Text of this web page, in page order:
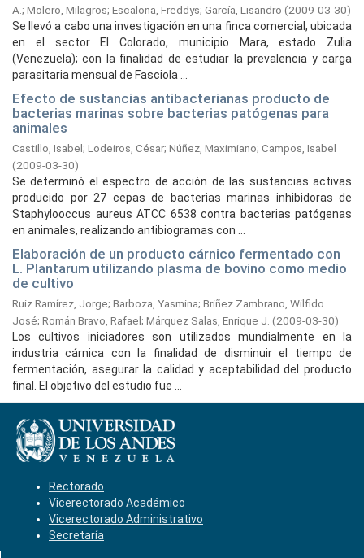
A. ; Molero, Milagros; Escalona, Freddys; García, Lisandro (2009-03-30)
Se llevó a cabo una investigación en una finca comercial, ubicada
en el sector El Colorado, municipio Mara, estado Zulia
(Venezuela); con la finalidad de estudiar la prevalencia y carga
parasitaria mensual de Fasciola ...
Efecto de sustancias antibacterianas producto de
bacterias marinas sobre bacterias patógenas para
animales
Castillo, Isabel; Lodeiros, César; Núñez, Maximiano; Campos, Isabel
(2009-03-30)
Se determinó el espectro de acción de las sustancias activas
producido por 27 cepas de bacterias marinas inhibidoras de
Staphylooccus aureus ATCC 6538 contra bacterias patógenas
en animales, realizando antibiogramas con ...
Elaboración de un producto cárnico fermentado con
L. Plantarum utilizando plasma de bovino como medio
de cultivo
Ruiz Ramírez, Jorge; Barboza, Yasmina; Briñez Zambrano, Wilfido
José; Román Bravo, Rafael; Márquez Salas, Enrique J. (2009-03-30)
Los cultivos iniciadores son utilizados mundialmente en la
industria cárnica con la finalidad de disminuir el tiempo de
fermentación, asegurar la calidad y aceptabilidad del producto
final. El objetivo del estudio fue ...
Rectorado
Vicerectorado Académico
Vicerectorado Administrativo
Secretaría